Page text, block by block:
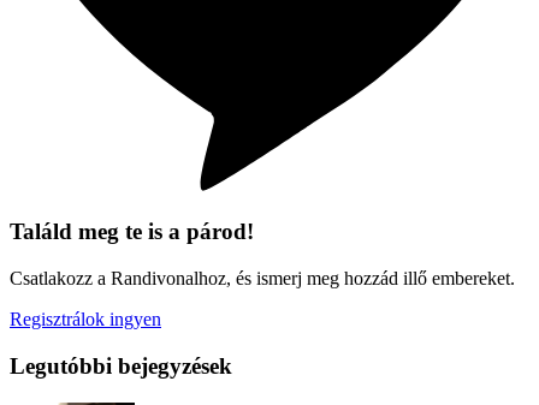
Találd meg te is a párod!
Csatlakozz a Randivonalhoz, és ismerj meg hozzád illő embereket.
Regisztrálok ingyen
Legutóbbi bejegyzések